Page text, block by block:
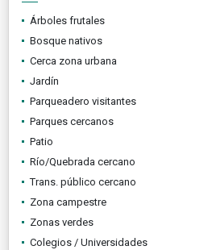
Árboles frutales
Bosque nativos
Cerca zona urbana
Jardín
Parqueadero visitantes
Parques cercanos
Patio
Río/Quebrada cercano
Trans. público cercano
Zona campestre
Zonas verdes
Colegios / Universidades